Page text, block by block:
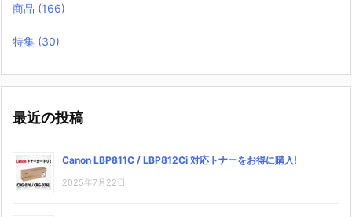
商品 (166)
特集 (30)
最近の投稿
Canon LBP811C / LBP812Ci 対応トナーをお得に購入!
2025年7月22日